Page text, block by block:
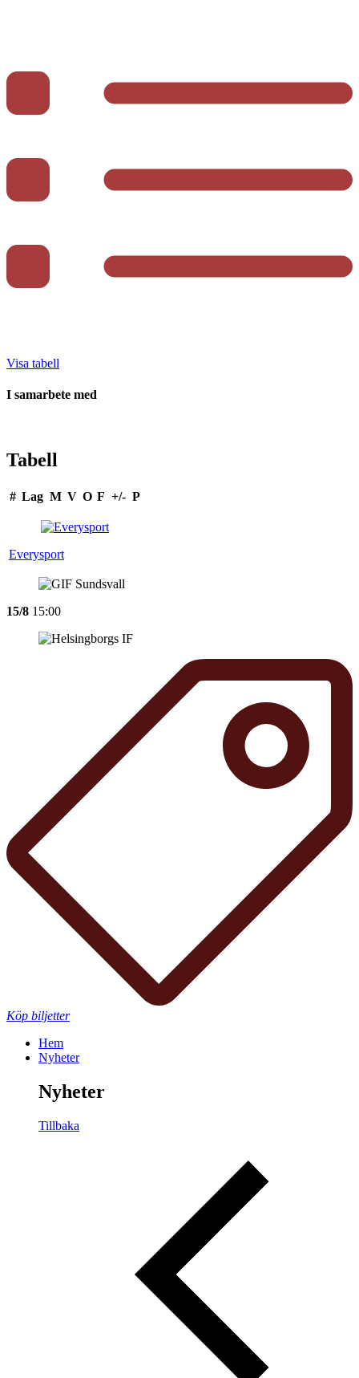
Visa tabell
I samarbete med
Tabell
# Lag M V O F +/- P
Everysport
15/8 15:00
Köp biljetter
Hem
Nyheter
Nyheter
Tillbaka